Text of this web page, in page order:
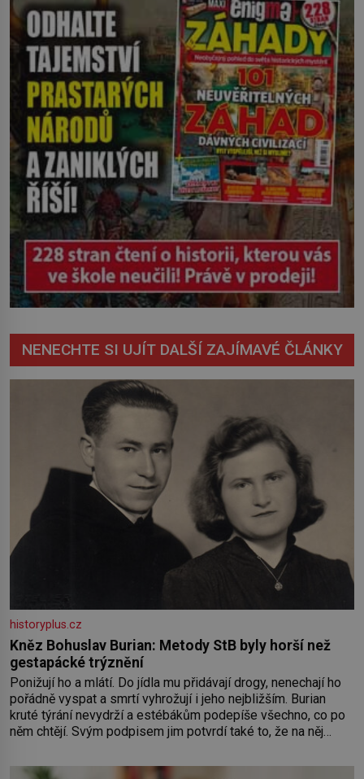
severovýchodním Srbsku má s upíry
nevyřízené účty. […]
NENECHTE SI UJÍT DALŠÍ ZAJÍMAVÉ ČLÁNKY
historyplus.cz
Kněz Bohuslav Burian: Metody StB byly horší než
gestapácké trýznění
Ponižují ho a mlátí. Do jídla mu přidávají drogy, nenechají ho
pořádně vyspat a smrtí vyhrožují i jeho nejbližším. Burian
kruté týrání nevydrží a estébákům podepíše všechno, co po
něm chtějí. Svým podpisem jim potvrdí také to, že na něj
Syn brněnského řezníka chce být knězem a